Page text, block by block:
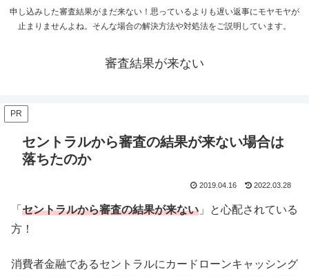
申し込みした審査結果がまだ来ない！思っているよりも遅い返事にモヤモヤが
止まりませんよね。そんな場合の解決方法や対処法をご説明しています。
審査結果が来ない
PR
セントラルから審査の結果が来ない場合は
落ちたのか
2019.04.16 2022.03.28
「 セントラルから審査の結果が来ない 」と心配されている
方！
消費者金融であるセントラルにカードローンキャッシング